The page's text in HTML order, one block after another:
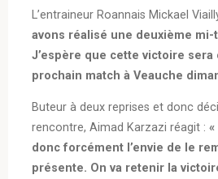
L’entraineur Roannais Mickael
avons réalisé une deuxième mi-
J’espère que cette victoire
prochain match à Veauche
Buteur à deux reprises et donc
rencontre, Aimad Karzazi réagit : «
donc forcément l’envie de le
présente. On va retenir la